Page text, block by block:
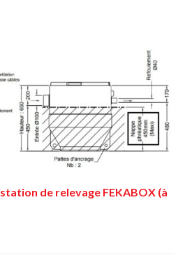
de relevage FEKABOX (à